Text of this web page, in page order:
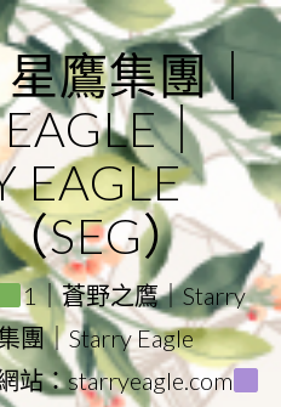
鷹集團｜
｜
EAGLE
SEG）
1｜蒼野之鷹｜Starry
團｜Starry Eagle
站：starryeagle.com